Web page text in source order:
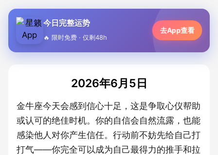
今日完整运势
🔥 限时免费 · 仅剩48h
去App查看
2026年6月5日
金牛座今天会感到信心十足，这是争取心仪帮助
或认可的绝佳时机。你的自信会自然流露，也能
感染他人对你产生信任。行动前不妨先给自己打
打气——你完全可以成为自己最得力的推手和拉